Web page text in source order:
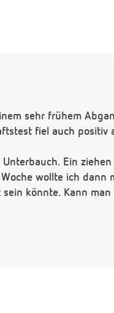
sehr frühem
fiel auch positiv
Ein
wollte ich dann
könnte. Kann
der Frauenarzt das